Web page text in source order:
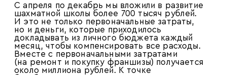
С апреля по декабрь мы вложили в развитие
шахматной школы более 700 тысяч рублей.
И это не только первоначальные затраты,
но и деньги, которые приходилось
докладывать из личного бюджета каждый
месяц, чтобы компенсировать все расходы.
Вместе с первоначальными затратами
(на ремонт и покупку франшизы) получается
около миллиона рублей. К точке